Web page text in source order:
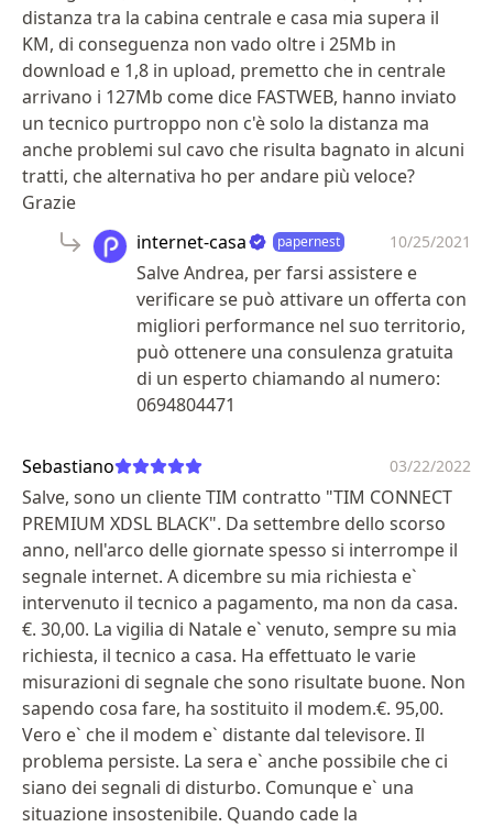
distanza tra la cabina centrale e casa mia supera il
KM, di conseguenza non vado oltre i 25Mb in
download e 1,8 in upload, premetto che in centrale
arrivano i 127Mb come dice FASTWEB, hanno inviato
un tecnico purtroppo non c'è solo la distanza ma
anche problemi sul cavo che risulta bagnato in alcuni
tratti, che alternativa ho per andare più veloce?
Grazie
internet-casa
papernest 10/25/2021
Salve Andrea, per farsi assistere e
verificare se può attivare un offerta con
migliori performance nel suo territorio,
può ottenere una consulenza gratuita
di un esperto chiamando al numero:
0694804471
Sebastiano 03/22/2022
Salve, sono un cliente TIM contratto "TIM CONNECT
PREMIUM XDSL BLACK". Da settembre dello scorso
anno, nell'arco delle giornate spesso si interrompe il
segnale internet. A dicembre su mia richiesta e`
intervenuto il tecnico a pagamento, ma non da casa.
€. 30,00. La vigilia di Natale e` venuto, sempre su mia
richiesta, il tecnico a casa. Ha effettuato le varie
misurazioni di segnale che sono risultate buone. Non
sapendo cosa fare, ha sostituito il modem.€. 95,00.
Vero e` che il modem e` distante dal televisore. Il
problema persiste. La sera e` anche possibile che ci
siano dei segnali di disturbo. Comunque e` una
situazione insostenibile. Quando cade la